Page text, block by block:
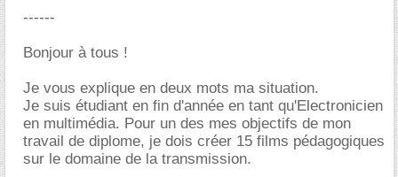
------
Bonjour à tous !
Je vous explique en deux mots ma situation.
Je suis étudiant en fin d'année en tant qu'Electronicien
en multimédia. Pour un des mes objectifs de mon
travail de diplome, je dois créer 15 films pédagogiques
sur le domaine de la transmission.